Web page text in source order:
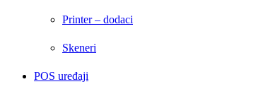
Printer – dodaci
Skeneri
POS uređaji